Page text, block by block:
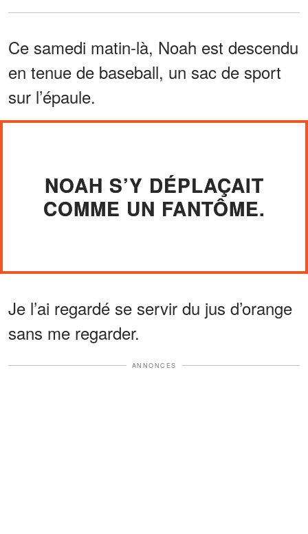
Ce samedi matin-là, Noah est descendu
en tenue de baseball, un sac de sport
sur l’épaule.
NOAH S’Y DÉPLAÇAIT
COMME UN FANTÔME.
Je l’ai regardé se servir du jus d’orange
sans me regarder.
ANNONCES